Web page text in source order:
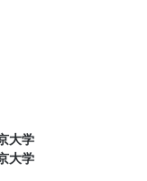
大学
大学